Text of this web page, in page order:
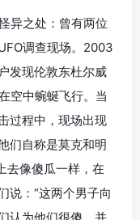
异之处：曾有两位
调查现场。2003
发现伦敦东杜尔威
空中蜿蜒飞行。当
过程中，现场出现
们自称是莫克和明
去像傻瓜一样，在
说：“这两个男子向